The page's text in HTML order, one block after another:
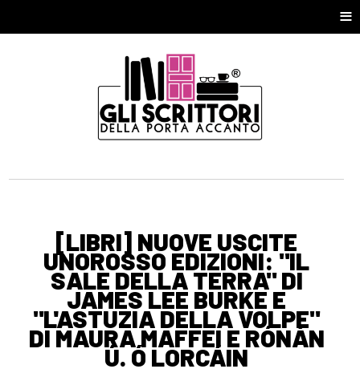
≡
[LIBRI] NUOVE USCITE
UNOROSSO EDIZIONI: "IL
SALE DELLA TERRA" DI
JAMES LEE BURKE E
"L'ASTUZIA DELLA VOLPE"
DI MAURA MAFFEI E RÓNÁN
Ú. Ó LORCÁIN